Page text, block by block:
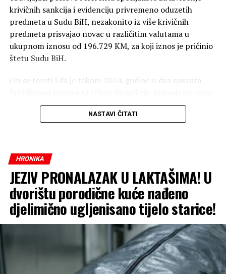
krivičnih sankcija i evidenciju privremeno oduzetih
predmeta u Sudu BiH, nezakonito iz više krivičnih
predmeta prisvajao novac u različitim valutama u
ukupnom iznosu od 196.729 KM, za koji iznos je pričinio
štetu Sudu BiH.
On se tereti i da je tokom 2024. godine u dva navrata
novca, saopšteno je iz Tužilaštva BiH.
u službi, te krivično djelo falsifikovanje isprave.
NASTAVI ČITATI
HRONIKA
JEZIV PRONALAZAK U LAKTAŠIMA! U
dvorištu porodične kuće nađeno
djelimično ugljenisano tijelo starice!